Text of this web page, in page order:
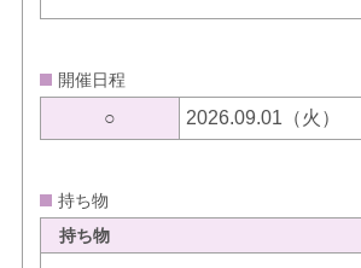
開催日程
○ 2026.09.01（火）
持ち物
持ち物